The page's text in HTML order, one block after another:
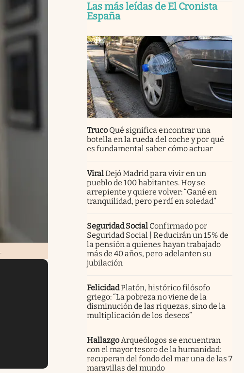
Las más leídas de El Cronista
España
Truco Qué significa encontrar una
botella en la rueda del coche y por qué
es fundamental saber cómo actuar
ViralDejó Madrid para vivir en un
pueblo de 100 habitantes. Hoy se
arrepiente y quiere volver: “Gané en
tranquilidad, pero perdí en soledad”
Seguridad Social Confirmado por
Seguridad Social | Reducirán un 15% de
la pensión a quienes hayan trabajado
más de 40 años, pero adelanten su
jubilación
FelicidadPlatón, histórico filósofo
griego: “La pobreza no viene de la
disminución de las riquezas, sino de la
multiplicación de los deseos”
HallazgoArqueólogos se encuentran
con el mayor tesoro de la humanidad:
recuperan del fondo del mar una de las 7
maravillas del mundo